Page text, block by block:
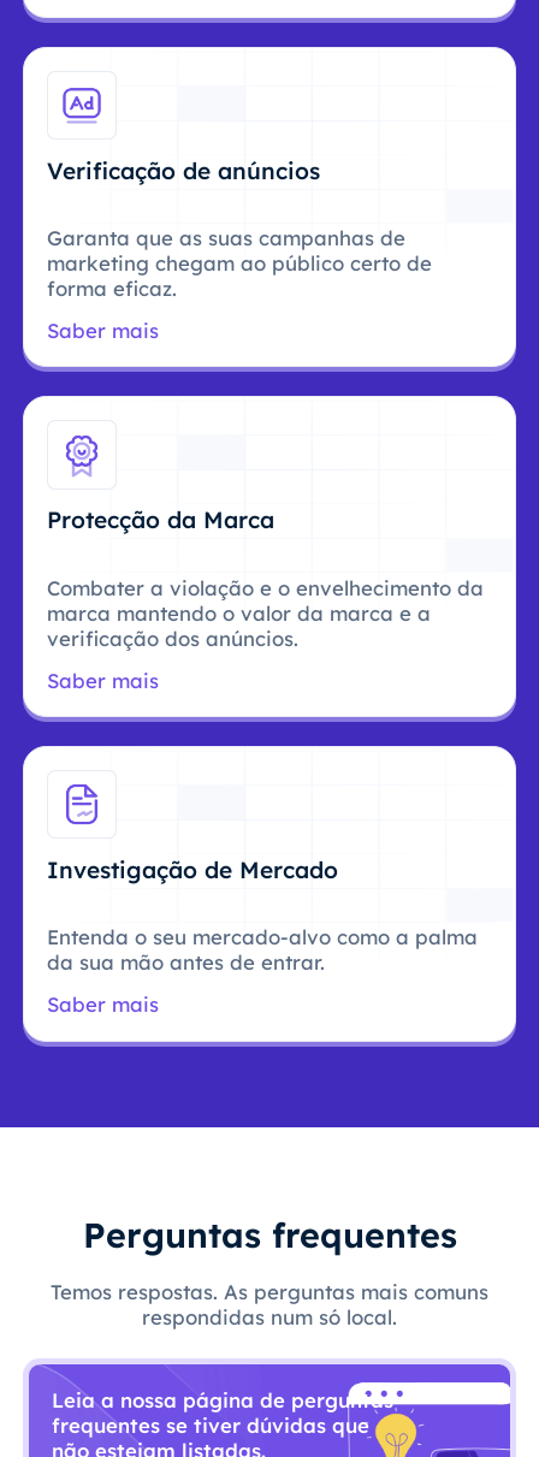
Verificação de anúncios
Garanta que as suas campanhas de
marketing chegam ao público certo de
forma eficaz.
Saber mais
Protecção da Marca
Combater a violação e o envelhecimento da
marca mantendo o valor da marca e a
verificação dos anúncios.
Saber mais
Investigação de Mercado
Entenda o seu mercado-alvo como a palma
da sua mão antes de entrar.
Saber mais
Perguntas frequentes
Temos respostas. As perguntas mais comuns
respondidas num só local.
Leia a nossa página de perguntas
frequentes se tiver dúvidas que
não estejam listadas.